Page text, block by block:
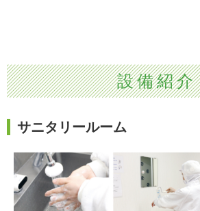
設備紹介
サニタリールーム